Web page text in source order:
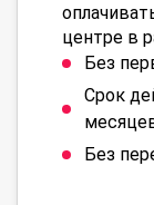
центре в
Без
Срок
Без